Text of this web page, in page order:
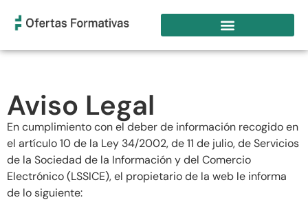
Aviso Legal
En cumplimiento con el deber de información recogido en
el artículo 10 de la Ley 34/2002, de 11 de julio, de Servicios
de la Sociedad de la Información y del Comercio
Electrónico (LSSICE), el propietario de la web le informa
de lo siguiente: